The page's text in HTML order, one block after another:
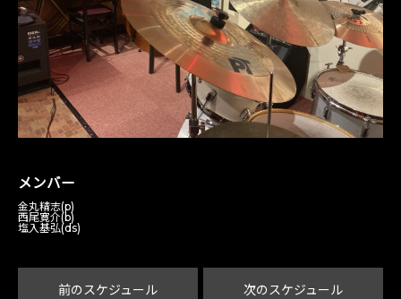
メンバー
金丸精志(p)
西尾寛介(b)
塩入基弘(ds)
前のスケジュール 次のスケジュール